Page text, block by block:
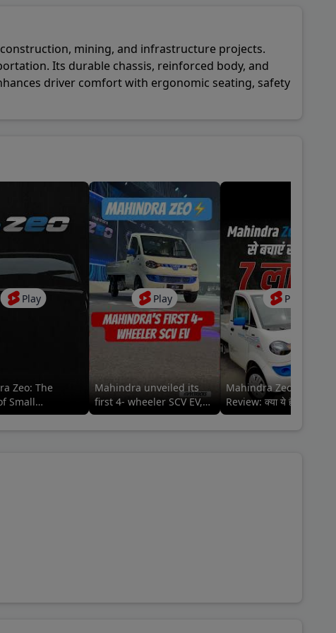
mining, and infrastructure projects.
Its durable chassis, reinforced body, and
driver comfort with ergonomic seating, safety
and comfort, the Signa 2820.K is a dependable
Play
Zeo: The
Small
Play
Mahindra unveiled its
first 4- wheeler SCV EV,
Zeo⚡️ #mahindraezeo
Play
Mahindra Zeo EV
Review: क्या ये है बेहतर
इलेक्ट्रिक ऑप्शन?